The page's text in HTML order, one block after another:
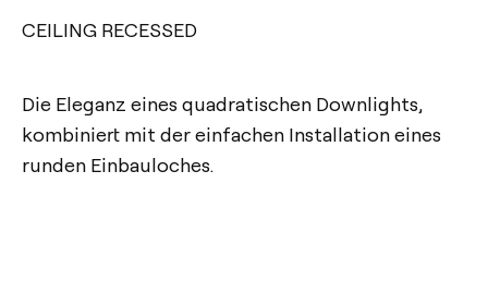
CEILING RECESSED
Die Eleganz eines quadratischen Downlights,
kombiniert mit der einfachen Installation eines
runden Einbauloches.